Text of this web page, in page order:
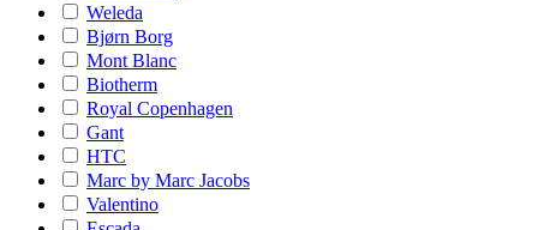
Weleda
Bjørn Borg
Mont Blanc
Biotherm
Royal Copenhagen
Gant
HTC
Marc by Marc Jacobs
Valentino